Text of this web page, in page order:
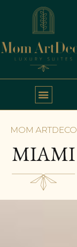
MOM ARTDECO
MIAMI